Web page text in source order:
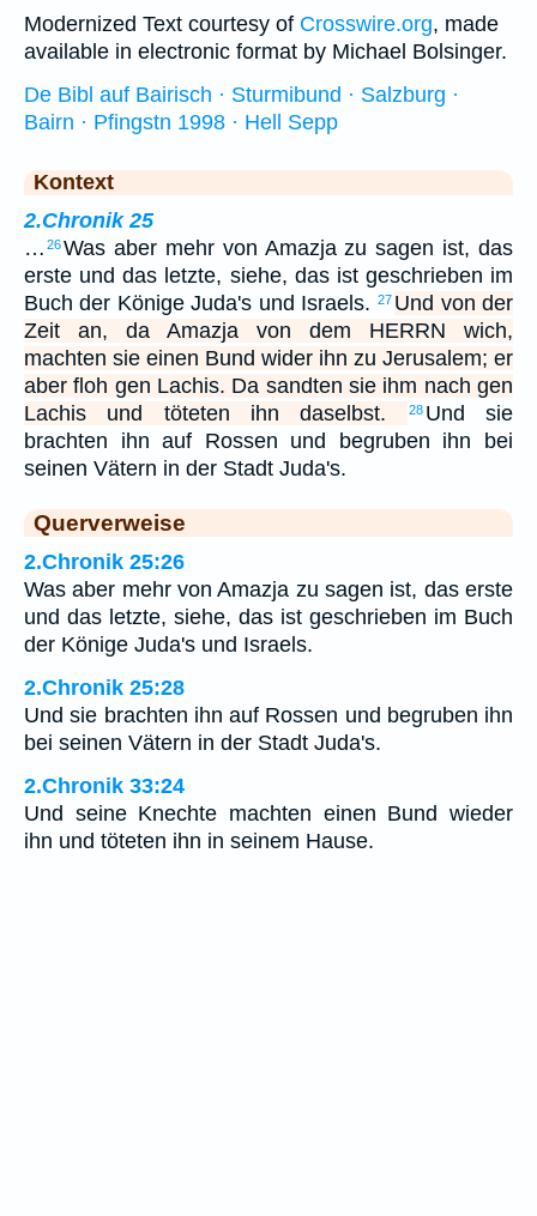
Modernized Text courtesy of Crosswire.org, made
available in electronic format by Michael Bolsinger.
De Bibl auf Bairisch · Sturmibund · Salzburg ·
Bairn · Pfingstn 1998 · Hell Sepp
Kontext
2.Chronik 25
… 26Was aber mehr von Amazja zu sagen ist, das
erste und das letzte, siehe, das ist geschrieben im
Buch der Könige Juda's und Israels.
27 Und von der
Zeit an, da Amazja von dem HERRN wich,
machten sie einen Bund wider ihn zu Jerusalem; er
aber floh gen Lachis. Da sandten sie ihm nach gen
Lachis und töteten ihn daselbst.
28 Und sie
brachten ihn auf Rossen und begruben ihn bei
seinen Vätern in der Stadt Juda's.
Querverweise
2.Chronik 25:26
Was aber mehr von Amazja zu sagen ist, das erste
und das letzte, siehe, das ist geschrieben im Buch
der Könige Juda's und Israels.
2.Chronik 25:28
Und sie brachten ihn auf Rossen und begruben ihn
bei seinen Vätern in der Stadt Juda's.
2.Chronik 33:24
Und seine Knechte machten einen Bund wieder
ihn und töteten ihn in seinem Hause.